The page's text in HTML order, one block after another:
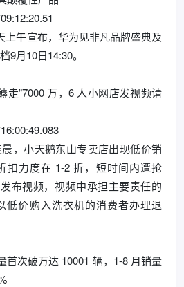
上午宣布，华为见非凡品牌盛典及
9月10日14:30。
走”7000 万，6 人小网店发视频请
，小天鹅东山专卖店出现低价销
扣力度在 1-2 折，短时间内遭抢
布视频，视频中承担主要责任的
低价购入洗衣机的消费者办理退
首次破万达 10001 辆，1-8 月销量